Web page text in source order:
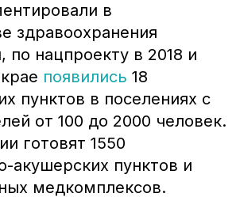
в
здравоохранения
по нацпроекту в 2018 и
появились 18
пунктов в поселениях с
от 100 до 2000 человек.
готовят 1550
акушерских пунктов и
медкомплексов.